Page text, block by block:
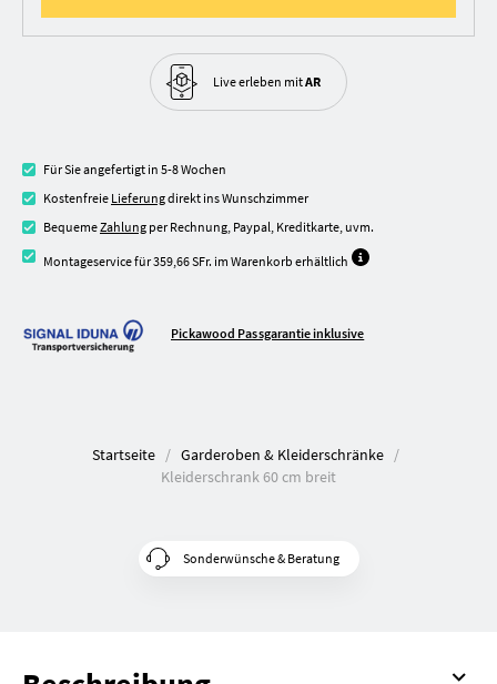
Live erleben mitAR
Für Sie angefertigt in 5-8 Wochen
Kostenfreie Lieferungdirekt ins Wunschzimmer
BequemeZahlung per Rechnung, Paypal, Kreditkarte, uvm.
Montageservice für 359,66 SFr. im Warenkorb erhältlich
Pickawood Passgarantie inklusive
Startseite
Garderoben & Kleiderschränke
Kleiderschrank 60 cm breit
Sonderwünsche & Beratung